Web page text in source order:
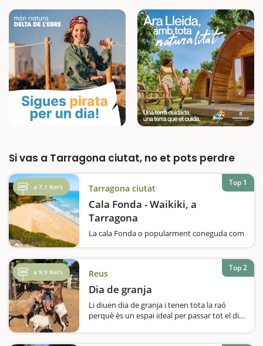
Si vas a Tarragona ciutat, no et pots perdre
a 7,1 Km's Tarragona ciutat
Cala Fonda - Waikiki, a
Tarragona
La cala Fonda o popularment coneguda com
més espectacular de Tarragona. Una platja
paradisiaca en tota regla i que us proposem
que visiteu i que…
Top 1
a 9,9 Km's Reus
Dia de granja
Li diuen dia de granja i tenen tota la raó
perquè ès un espai ideal per passar tot el dia
Top 2